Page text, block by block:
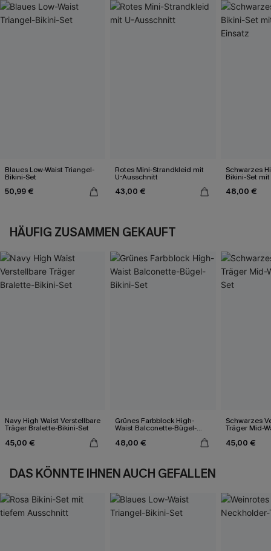
Blaues Low-Waist Triangel-
Bikini-Set
50,99 €
Rotes Mini-Strandkleid mit
U-Ausschnitt
43,00 €
Schwarzes
Bikini-Set
48,00 €
HÄUFIG ZUSAMMEN GEKAUFT
Navy High Waist Verstellbare
Träger Bralette-Bikini-Set
45,00 €
Grünes Farbblock High-
Waist Balconette-Bügel-
48,00 €
Schwarzes
Träger Mid-
45,00 €
DAS KÖNNTE IHNEN AUCH GEFALLEN